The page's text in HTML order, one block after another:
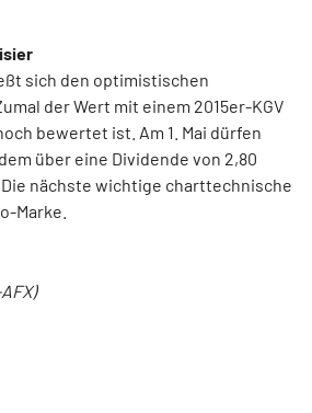
sich den optimistischen
der Wert mit einem 2015er-KGV
bewertet ist. Am 1. Mai dürfen
über eine Dividende von 2,80
nächste wichtige charttechnische
Marke.